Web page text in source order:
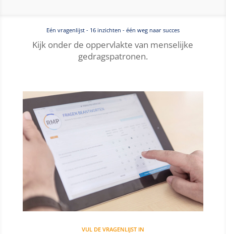
Eén vragenlijst - 16 inzichten - één weg naar succes
Kijk onder de oppervlakte van menselijke
gedragspatronen.
VUL DE VRAGENLIJST IN